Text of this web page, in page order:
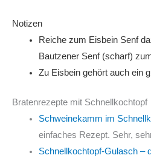
Notizen
Reiche zum Eisbein Senf
Bautzener Senf (scharf)
Zu Eisbein gehört auch ein
Bratenrezepte mit Schnellkochtopf
Schweinekamm im
einfaches Rezept. Sehr,
Schnellkochtopf-Gulasch –